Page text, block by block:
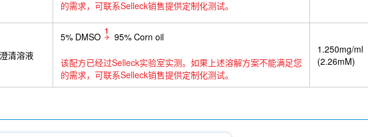
的需求，可联系Selleck销售提供定制化测试。
澄清溶液
5% DMSO 1 95% Corn oil
该配方已经过Selleck实验室实测。如果上述溶解方案不能满足您
的需求，可联系Selleck销售提供定制化测试。
1.250mg/ml
(2.26mM)